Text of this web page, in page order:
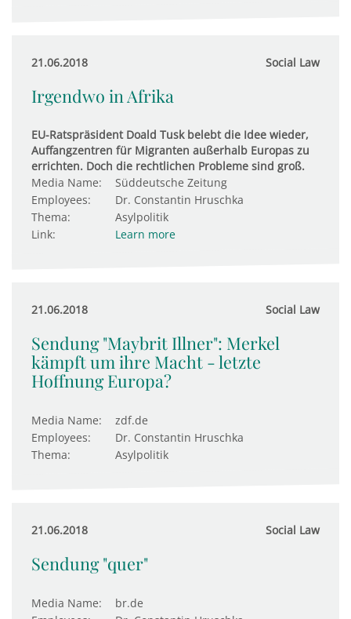
21.06.2018 Social Law
Irgendwo in Afrika
EU-Ratspräsident Doald Tusk belebt die Idee wieder,
Auffangzentren für Migranten außerhalb Europas zu
errichten. Doch die rechtlichen Probleme sind groß.
Media Name:
Süddeutsche Zeitung
Employees:
Dr. Constantin Hruschka
Thema:
Asylpolitik
Link:
Learn more
21.06.2018 Social Law
Sendung "Maybrit Illner": Merkel
kämpft um ihre Macht - letzte
Hoffnung Europa?
Media Name:
zdf.de
Employees:
Dr. Constantin Hruschka
Thema:
Asylpolitik
21.06.2018 Social Law
Sendung "quer"
Media Name:
br.de